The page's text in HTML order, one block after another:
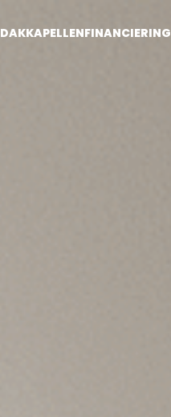
DAKKAPELLENFINANCIERING